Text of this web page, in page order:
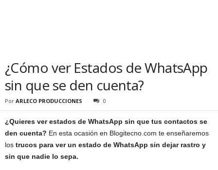
¿Cómo ver Estados de WhatsApp
sin que se den cuenta?
Por ARLECO PRODUCCIONES 0
¿Quieres ver estados de WhatsApp sin que tus contactos se
den cuenta? En esta ocasión en Blogitecno.com te enseñaremos
los trucos para ver un estado de WhatsApp sin dejar rastro y
sin que nadie lo sepa.